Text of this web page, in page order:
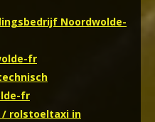
Noordwolde-
fr
fr
/ rolstoeltaxi in